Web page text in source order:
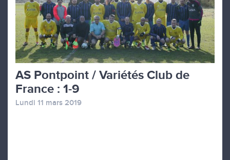
AS Pontpoint / Variétés Club de
France : 1-9
Lundi 11 mars 2019